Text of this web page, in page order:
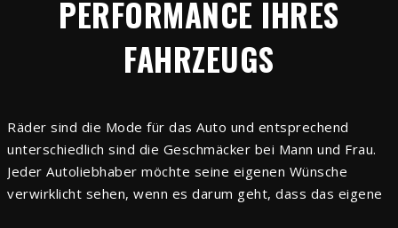
PERFORMANCE IHRES
FAHRZEUGS
Räder sind die Mode für das Auto und entsprechend
unterschiedlich sind die Geschmäcker bei Mann und Frau.
Jeder Autoliebhaber möchte seine eigenen Wünsche
verwirklicht sehen, wenn es darum geht, dass das eigene